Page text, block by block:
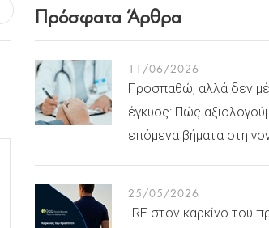
Πρόσφατα Άρθρα
11/06/2026
Προσπαθώ, αλλά δεν
έγκυος: Πώς
επόμενα βήματα στη
25/05/2026
IRE στον καρκίνο του